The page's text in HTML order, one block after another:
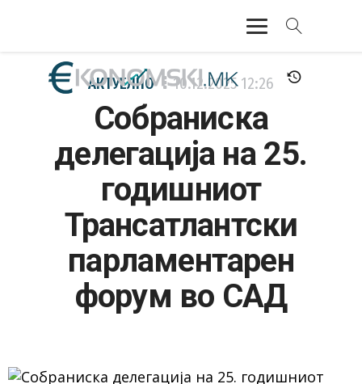
АКТУЕЛНО
ЕКОНОМИЈА
ФИНАНСИИ
БАНКАРСТВО
ЖИВОТ
МОЗАИК
АКТУЕЛНО 10.12.202512:26
Собраниска
делегација на 25.
годишниот
Трансатлантски
парламентарен
форум во САД